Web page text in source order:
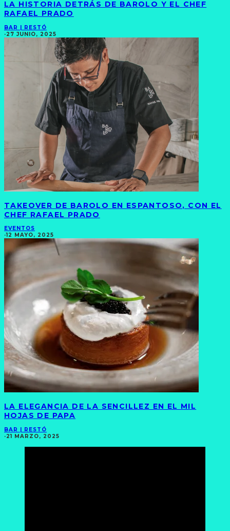
LA HISTORIA DETRÁS DE BAROLO Y EL CHEF
RAFAEL PRADO
BAR | RESTÓ
·27 JUNIO, 2025
TAKEOVER DE BAROLO EN ESPANTOSO, CON EL
CHEF RAFAEL PRADO
EVENTOS
·12 MAYO, 2025
LA ELEGANCIA DE LA SENCILLEZ EN EL MIL
HOJAS DE PAPA
BAR | RESTÓ
·21 MARZO, 2025